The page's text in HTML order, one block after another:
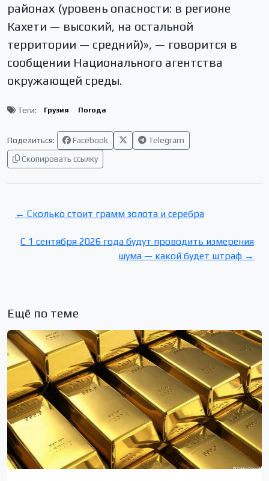
районах (уровень опасности: в регионе
Кахети — высокий, на остальной
территории — средний)», — говорится в
сообщении Национального агентства
окружающей среды.
Теги: Грузия Погода
Поделиться: Facebook
Telegram
Скопировать ссылку
← Сколько стоит грамм золота и серебра
С 1 сентября 2026 года будут проводить измерения
шума — какой будет штраф →
Ещё по теме